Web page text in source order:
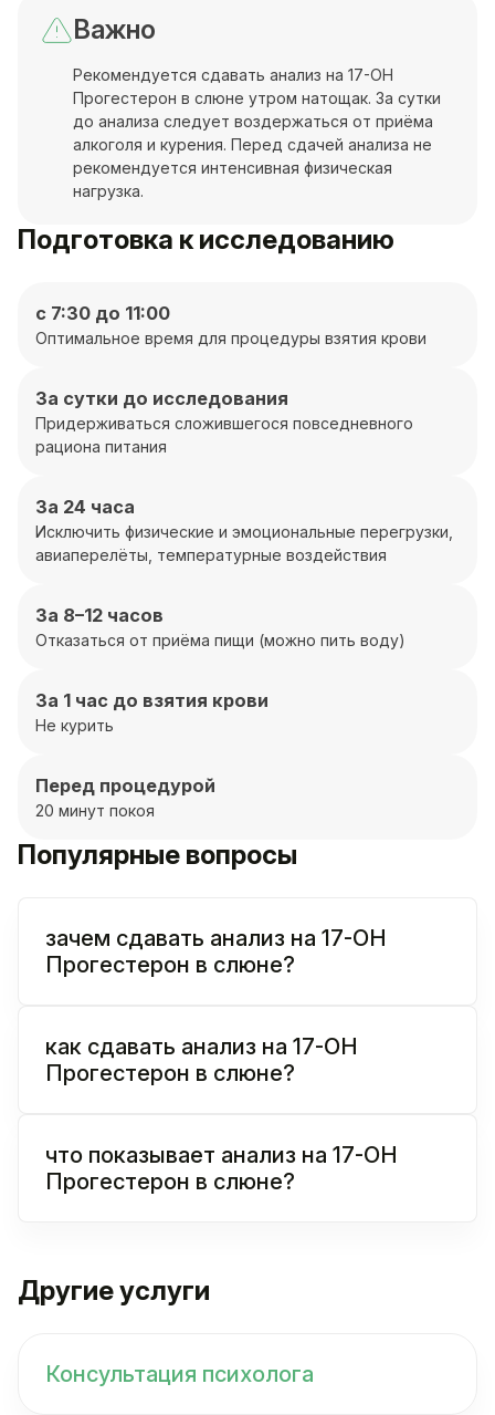
Важно
Рекомендуется сдавать анализ на 17-OH
Прогестерон в слюне утром натощак. За сутки
до анализа следует воздержаться от приёма
алкоголя и курения. Перед сдачей анализа не
рекомендуется интенсивная физическая
нагрузка.
Подготовка к исследованию
с 7:30 до 11:00
Оптимальное время для процедуры взятия крови
За сутки до исследования
Придерживаться сложившегося повседневного
рациона питания
За 24 часа
Исключить физические и эмоциональные перегрузки,
авиаперелёты, температурные воздействия
За 8–12 часов
Отказаться от приёма пищи (можно пить воду)
За 1 час до взятия крови
Не курить
Перед процедурой
20 минут покоя
Популярные вопросы
зачем сдавать анализ на 17-OH
Прогестерон в слюне?
как сдавать анализ на 17-OH
Прогестерон в слюне?
что показывает анализ на 17-OH
Прогестерон в слюне?
Другие услуги
Консультация психолога